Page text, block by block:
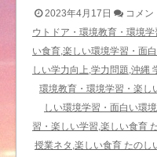
2023年4月17日
「い
い
質
問
で
す
ね」
と
コメ
ウトドア・環境教育・環境
い食育,楽しい環境学習・面
しい学力向上,学力問題,沖縄
環境教育・環境学習・楽し
しい環境学習・面白い環
習・楽しい学習,楽しい食育
授業ネタ,楽しい食育 たのし